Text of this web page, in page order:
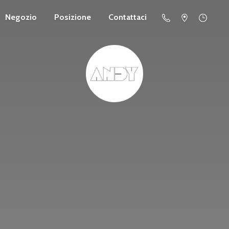
Negozio Posizione Contattaci